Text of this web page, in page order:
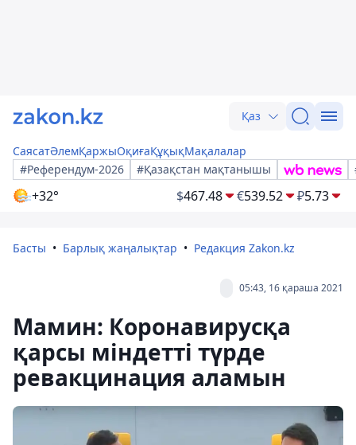
Қаз
СаясатӘлемҚаржыОқиғаҚұқықМақалалар
#Референдум-2026
#Қазақстан мақтанышы
+32° $467.48 €539.52 ₽5.73
Басты Барлық жаңалықтар Редакция Zakon.kz
05:43, 16 қараша 2021
Мамин: Коронавирусқа
қарсы міндетті түрде
ревакцинация аламын